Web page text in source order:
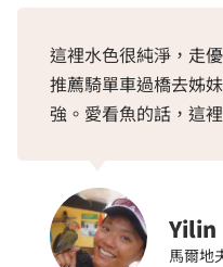
這裡水色很純淨，走
推薦騎單車過橋去姊
強。愛看魚的話，這
Yilin
馬爾地